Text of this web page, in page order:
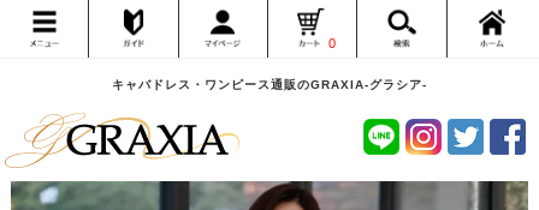
キャバドレス・ワンピース通販のGRAXIA-グラシア-
0